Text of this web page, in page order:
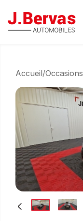
J.Bervas
Accueil/Occasions